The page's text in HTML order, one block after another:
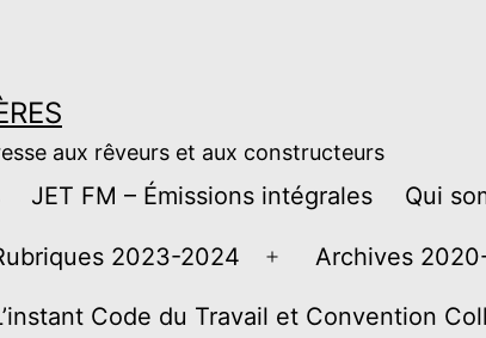
aux rêveurs et aux constructeurs
JET FM – Émissions intégrales Qui
2023-2024
Ouvrir
le
Archives
Code du Travail et Convention